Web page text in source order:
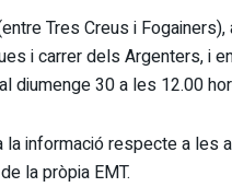
Tres Creus i Fogainers),
i carrer dels Argenters, i
diumenge 30 a les 12.00
la informació respecte a les
la pròpia EMT.